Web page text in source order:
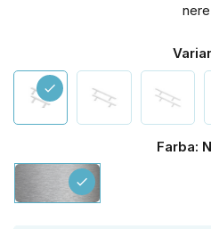
check
Farba:
Nerez
check